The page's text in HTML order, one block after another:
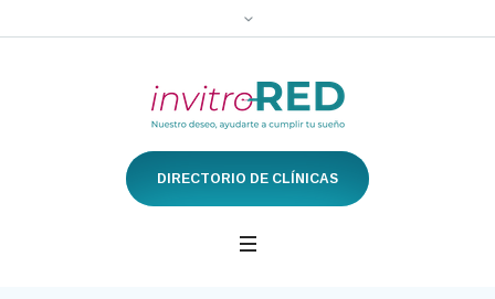
DIRECTORIO DE CLÍNICAS